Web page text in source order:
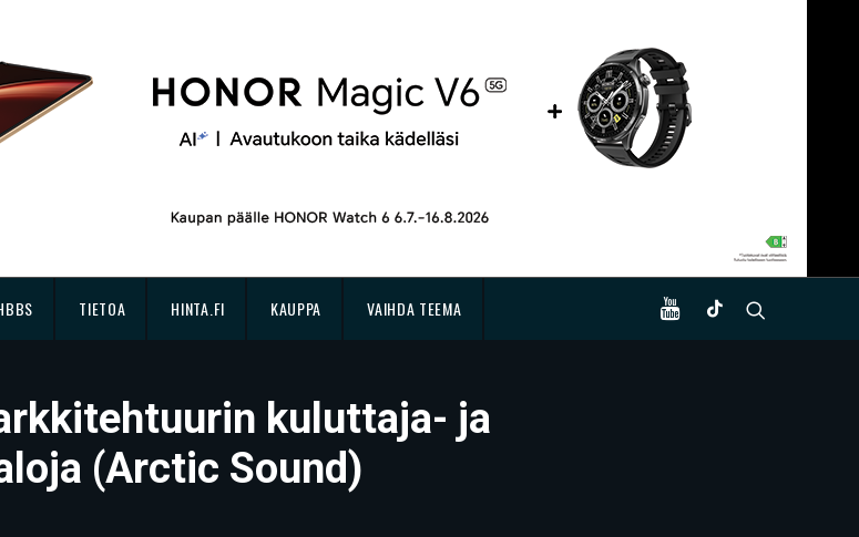
TIETOA HINTA.FI KAUPPA VAIHDA TEEMA
kuluttaja- ja
(Arctic Sound)